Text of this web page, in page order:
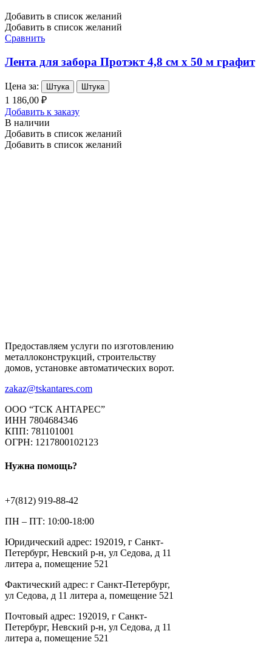
Добавить в список желаний
Добавить в список желаний
Сравнить
Лента для забора Протэкт 4,8 см х 50 м графит
Цена за: Штука Штука
1 186,00 ₽
Добавить к заказу
В наличии
Добавить в список желаний
Добавить в список желаний
Предоставляем услуги по изготовлению
металлоконструкций, строительству
домов, установке автоматических ворот.
zakaz@tskantares.com
ООО “ТСК АНТАРЕС”
ИНН 7804684346
КПП: 781101001
ОГРН: 1217800102123
Нужна помощь?
+7(812) 919-88-42
ПН – ПТ: 10:00-18:00
Юридический адрес: 192019, г Санкт-
Петербург, Невский р-н, ул Седова, д 11
литера а, помещение 521
Фактический адрес: г Санкт-Петербург,
ул Седова, д 11 литера а, помещение 521
Почтовый адрес: 192019, г Санкт-
Петербург, Невский р-н, ул Седова, д 11
литера а, помещение 521